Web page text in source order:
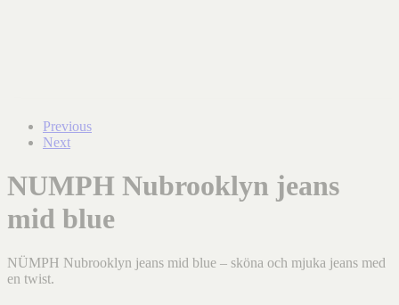
Previous
Next
NUMPH Nubrooklyn jeans
mid blue
NÜMPH Nubrooklyn jeans mid blue – sköna och mjuka jeans med
en twist.